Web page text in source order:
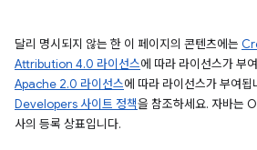
달리 명시되지 않는 한 이 페이지의 콘텐츠에는
Attribution 4.0 라이선스에 따라 라이선스가 부
Apache 2.0 라이선스에 따라 라이선스가 부여됩
Developers 사이트 정책을 참조하세요. 자바는
사의 등록 상표입니다.